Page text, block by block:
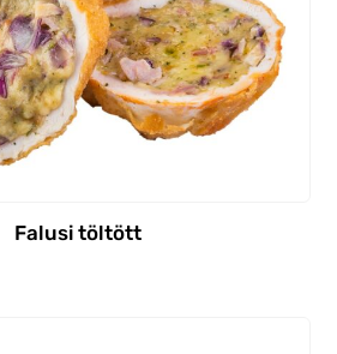
Falusi töltött